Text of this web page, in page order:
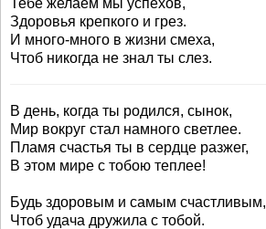
Тебе желаем мы успехов,
Здоровья крепкого и грез.
И много-много в жизни смеха,
Чтоб никогда не знал ты слез.
В день, когда ты родился, сынок,
Мир вокруг стал намного светлее.
Пламя счастья ты в сердце разжег,
В этом мире с тобою теплее!
Будь здоровым и самым счастливым,
Чтоб удача дружила с тобой.